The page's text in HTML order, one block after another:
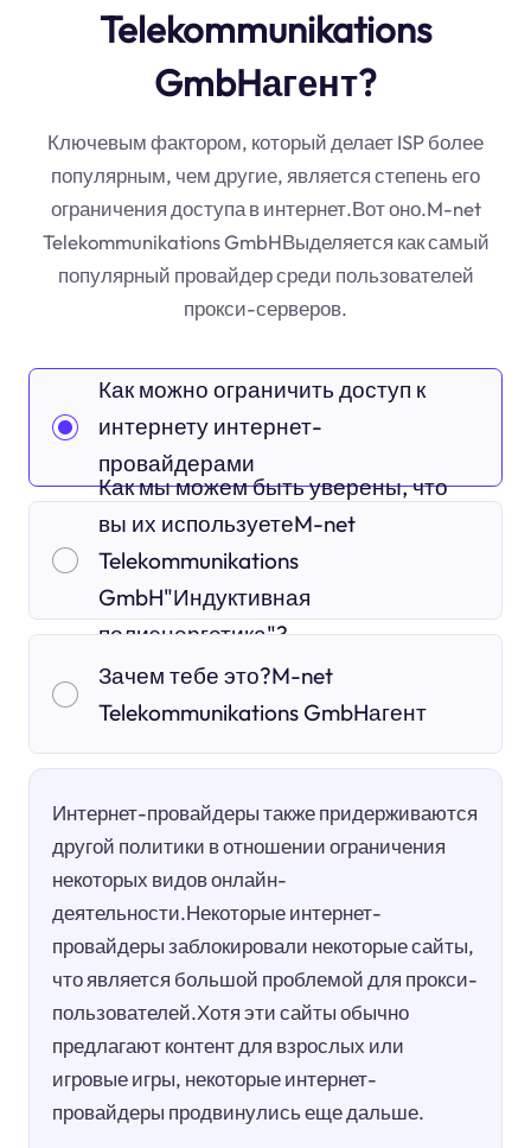
Telekommunikations
GmbHагент?
Ключевым фактором, который делает ISP более
популярным, чем другие, является степень его
ограничения доступа в интернет.Вот оно.M-net
Telekommunikations GmbHВыделяется как самый
популярный провайдер среди пользователей
прокси-серверов.
Как можно ограничить доступ к
интернету интернет-
провайдерами
Как мы можем быть уверены, что
вы их используетеM-net
Telekommunikations
GmbH"Индуктивная
полиэнергетика"?
Зачем тебе это?M-net
Telekommunikations GmbHагент
Интернет-провайдеры также придерживаются
другой политики в отношении ограничения
некоторых видов онлайн-
деятельности.Некоторые интернет-
провайдеры заблокировали некоторые сайты,
что является большой проблемой для прокси-
пользователей.Хотя эти сайты обычно
предлагают контент для взрослых или
игровые игры, некоторые интернет-
провайдеры продвинулись еще дальше.